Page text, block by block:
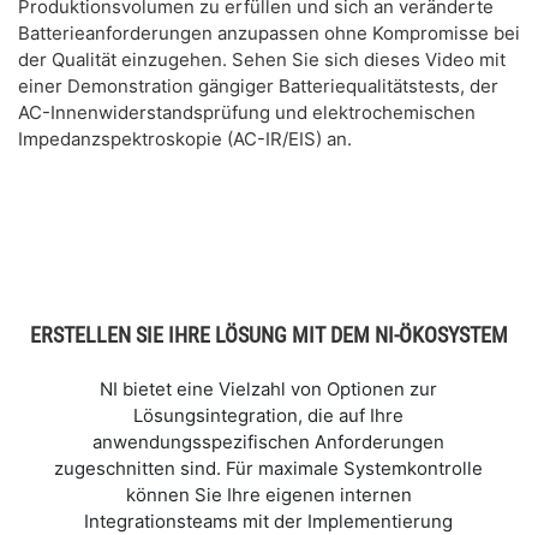
Produktionsvolumen zu erfüllen und sich an veränderte
Batterieanforderungen anzupassen ohne Kompromisse bei
der Qualität einzugehen. Sehen Sie sich dieses Video mit
einer Demonstration gängiger Batteriequalitätstests, der
AC-Innenwiderstandsprüfung und elektrochemischen
Impedanzspektroskopie (AC-IR/EIS) an.
ERSTELLEN SIE IHRE LÖSUNG MIT DEM NI-ÖKOSYSTEM
NI bietet eine Vielzahl von Optionen zur
Lösungsintegration, die auf Ihre
anwendungsspezifischen Anforderungen
zugeschnitten sind. Für maximale Systemkontrolle
können Sie Ihre eigenen internen
Integrationsteams mit der Implementierung